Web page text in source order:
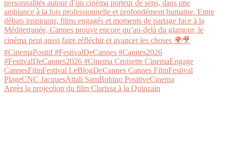
Après la projection du film Clarissa à la Quinzain